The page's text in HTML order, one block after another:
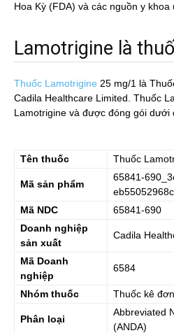
Hoa Kỳ (FDA) và các nguồn y khoa
Lamotrigine là
Thuốc Lamotrigine 25 mg/1 là
Cadila Healthcare Limited. Thuốc
Lamotrigine và được đóng gói dưới
Tên thuốc Thuốc
Mã sản phẩm
65841-
Mã NDC
65841-690
Doanh nghiệp
sản xuất
Cadila
Mã Doanh
nghiệp
6584
Nhóm thuốc Thuốc kê
Phân loại
Abbreviated
(ANDA)